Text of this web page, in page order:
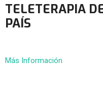
TELETERAPIA
PAÍS
Más Información